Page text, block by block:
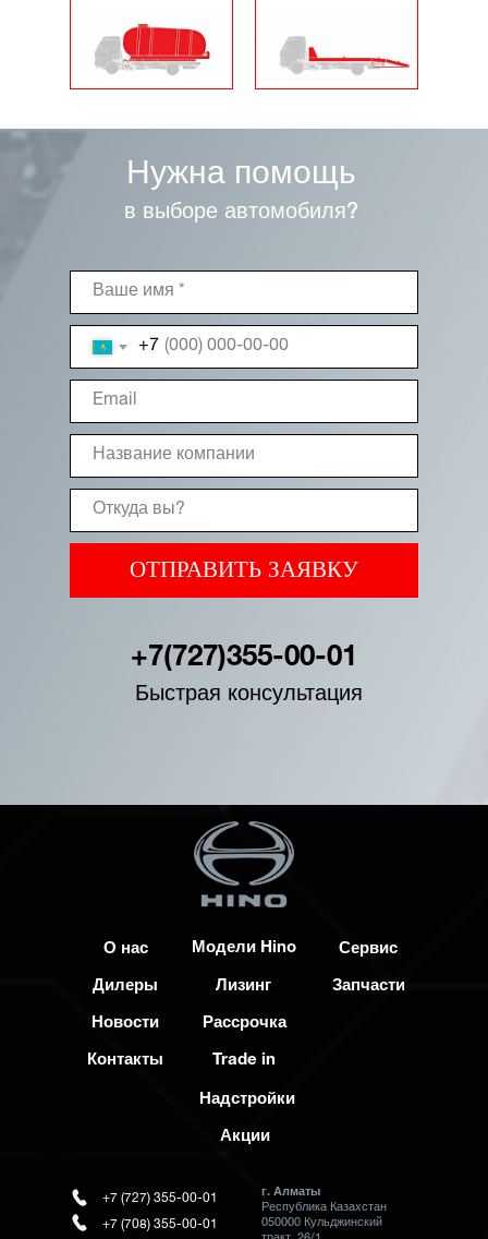
+7
ОТПРАВИТЬ ЗАЯВКУ
Нужна помощь
в выборе автомобиля?
+7(727)355-00-01
Быстрая консультация
г. Алматы
Республика Казахстан
050000 Кульджинский
+7 (727) 355-00-01
+7 (708) 355-00-01
О нас
Дилеры
Новости
Контакты
Запчасти
Сервис
Рассрочка
Лизинг
Модели Hino
Trade in
Надстройки
Акции